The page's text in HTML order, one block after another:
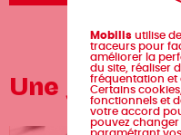
Une journée
Mobilis utilise
traceurs pour
améliorer la
du site, réaliser
fréquentation et
Certains
fonctionnels et
votre accord
pouvez